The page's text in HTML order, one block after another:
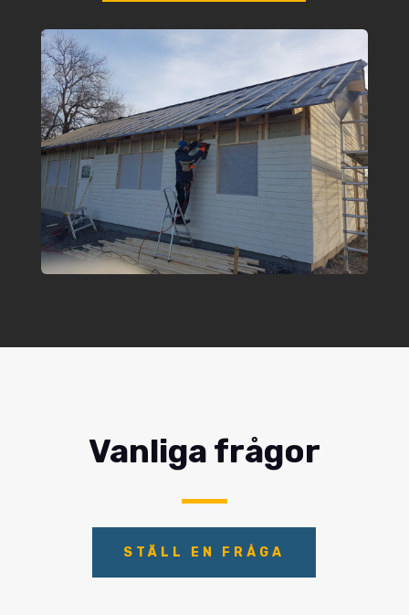
Vanliga frågor
STÄLL EN FRÅGA